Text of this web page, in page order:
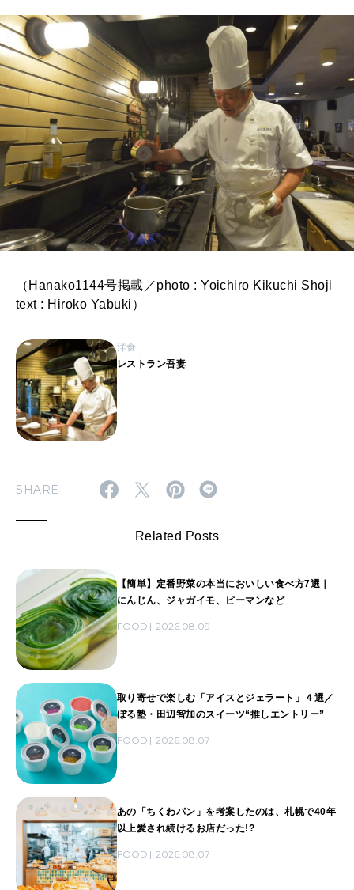
（Hanako1144号掲載／photo : Yoichiro Kikuchi Shoji
text : Hiroko Yabuki）
洋食
レストラン吾妻
SHARE
Related Posts
【簡単】定番野菜の本当においしい食べ方7選｜
にんじん、ジャガイモ、ピーマンなど
FOOD 2026.08.09
取り寄せで楽しむ「アイスとジェラート」４選／
ぼる塾・田辺智加のスイーツ“推しエントリー”
FOOD 2026.08.07
あの「ちくわパン」を考案したのは、札幌で40年
以上愛され続けるお店だった!?
FOOD 2026.08.07